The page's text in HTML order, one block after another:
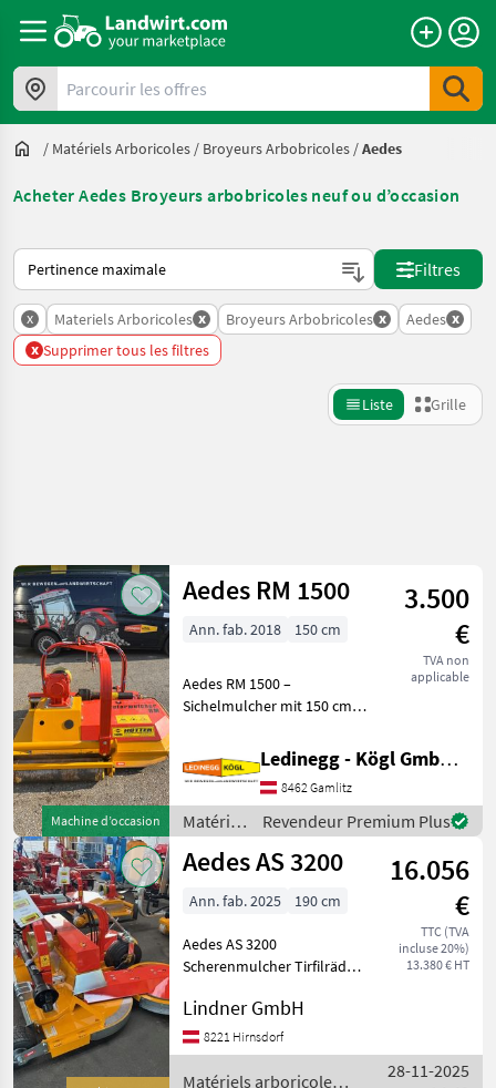
Parcourir les offres
/ Matériels Arboricoles / Broyeurs Arbobricoles /Aedes
Acheter Aedes Broyeurs arbobricoles neuf ou d’occasion
Voici comment les annonces sont triées sur Landwirt.com
Filtres
x Materiels Arboricoles x Broyeurs Arbobricoles x Aedes x
x Supprimer tous les filtres
Liste Grille
Catégorie 4 Pays Filtres
CHEMIN
ACTUEL
matériel
agricole
Materiels
Arboricoles
Broyeurs
Arbobricoles
Aedes
CHOISIR
UNE
CATÉGORIE
Aedes
Fischer
Ilmer
Réinitialiser
4
résultats
Machine d’occasion
Aedes RM 1500
3.500
€
TVA non
applicable
Ann. fab. 2018 150 cm
Aedes RM 1500 –
Sichelmulcher mit 150 cm
Beschreibung: Der Aedes
RM 1500 ist ein robustes
Sichelmulchgerät für den
professionellen Eins
Ledinegg - Kögl GmbH - Obst- und Weinbautechnik
8462 Gamlitz
Matériels
arboricoles
/ Aedes
Revendeur Premium Plus
Aedes AS 3200
16.056
€
TTC (TVA
incluse 20%)
13.380 € HT
Ann. fab. 2025 190 cm
Aedes AS 3200
Scherenmulcher Tirfilräder,
Arbeitsbreite 1, 90 bis 3,
20m Matériels arboricoles
Broyeurs arbobricoles
Lindner GmbH
8221 Hirnsdorf
Matériels arboricoles /
28-11-2025